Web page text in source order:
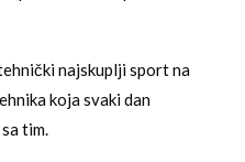
najskuplji sport na
koja svaki dan
tim.